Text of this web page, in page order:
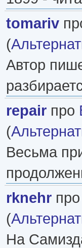
tomariv
(
Автор
repair про
(
Весьма
rknehr про
(
На